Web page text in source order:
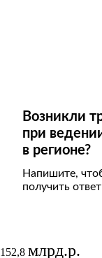
Возникли
при
в регионе?
Напишите,
получить ответ
152,8 млрд.р.